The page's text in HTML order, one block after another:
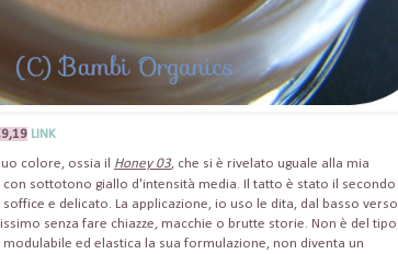
LINK
colore, ossia il Honey 03, che si è rivelato uguale alla mia
sottotono giallo d'intensità media. Il tatto è stato il secondo
e delicato. La applicazione, io uso le dita, dal basso verso
senza fare chiazze, macchie o brutte storie. Non è del tipo
modulabile ed elastica la sua formulazione, non diventa un